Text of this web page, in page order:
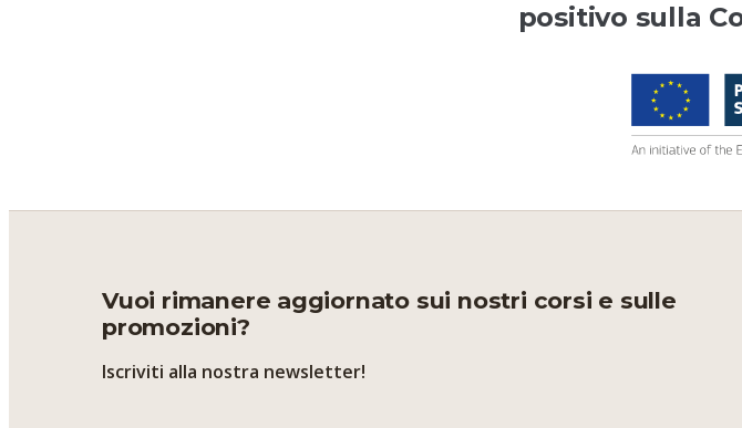
positivo sulla
Vuoi rimanere aggiornato sui nostri corsi e sulle
promozioni?
Iscriviti alla nostra newsletter!